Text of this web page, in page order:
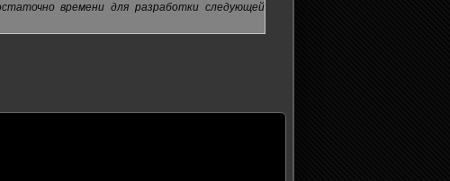
времени для разработки следующей